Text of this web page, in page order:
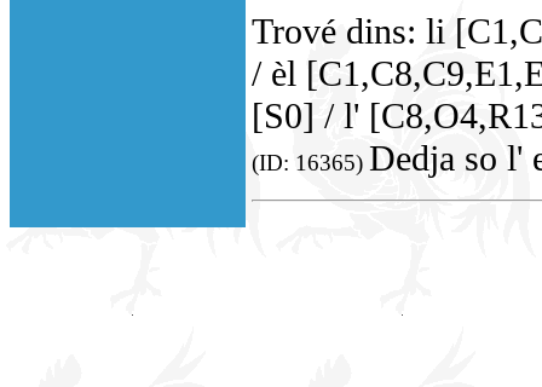
Trové dins: li
/ èl
[S0] / l'
(ID: 16365) Dedja so l'